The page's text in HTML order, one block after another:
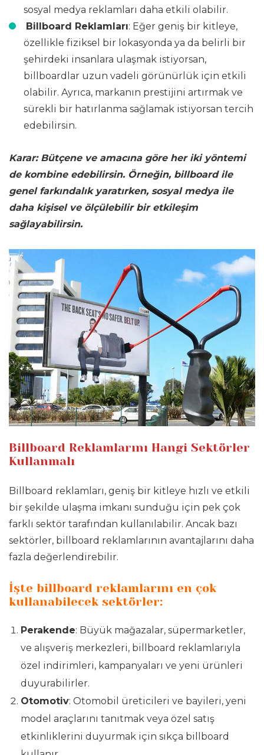
sosyal medya reklamları daha etkili olabilir.
Billboard Reklamları: Eğer geniş bir kitleye,
özellikle fiziksel bir lokasyonda ya da belirli bir
şehirdeki insanlara ulaşmak istiyorsan,
billboardlar uzun vadeli görünürlük için etkili
olabilir. Ayrıca, markanın prestijini artırmak ve
sürekli bir hatırlanma sağlamak istiyorsan tercih
edebilirsin.
Karar: Bütçene ve amacına göre her iki yöntemi
de kombine edebilirsin. Örneğin, billboard ile
genel farkındalık yaratırken, sosyal medya ile
daha kişisel ve ölçülebilir bir etkileşim
sağlayabilirsin.
Billboard Reklamlarını Hangi Sektörler
Kullanmalı
Billboard reklamları, geniş bir kitleye hızlı ve etkili
bir şekilde ulaşma imkanı sunduğu için pek çok
farklı sektör tarafından kullanılabilir. Ancak bazı
sektörler, billboard reklamlarının avantajlarını daha
fazla değerlendirebilir.
İşte billboard reklamlarını en çok
kullanabilecek sektörler:
Perakende: Büyük mağazalar, süpermarketler,
ve alışveriş merkezleri, billboard reklamlarıyla
özel indirimleri, kampanyaları ve yeni ürünleri
duyurabilirler.
Otomotiv: Otomobil üreticileri ve bayileri, yeni
model araçlarını tanıtmak veya özel satış
etkinliklerini duyurmak için sıkça billboard